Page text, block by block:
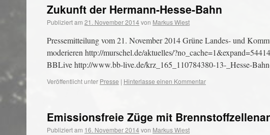
Zukunft der Hermann-Hesse-Bahn
Publiziert am 21. November 2014von Markus Wiest
Pressemitteilung vom 21. November 2014 Grüne Landes- und
moderieren http://murschel.de/aktuelles/
BBLive http://www.bb-live.de/krz_165_110784380-13-_Hesse-
Veröffentlicht unter Presse | Hinterlasse einen Kommentar
Emissionsfreie Züge mit
Publiziert am 16. November 2014von Markus Wiest